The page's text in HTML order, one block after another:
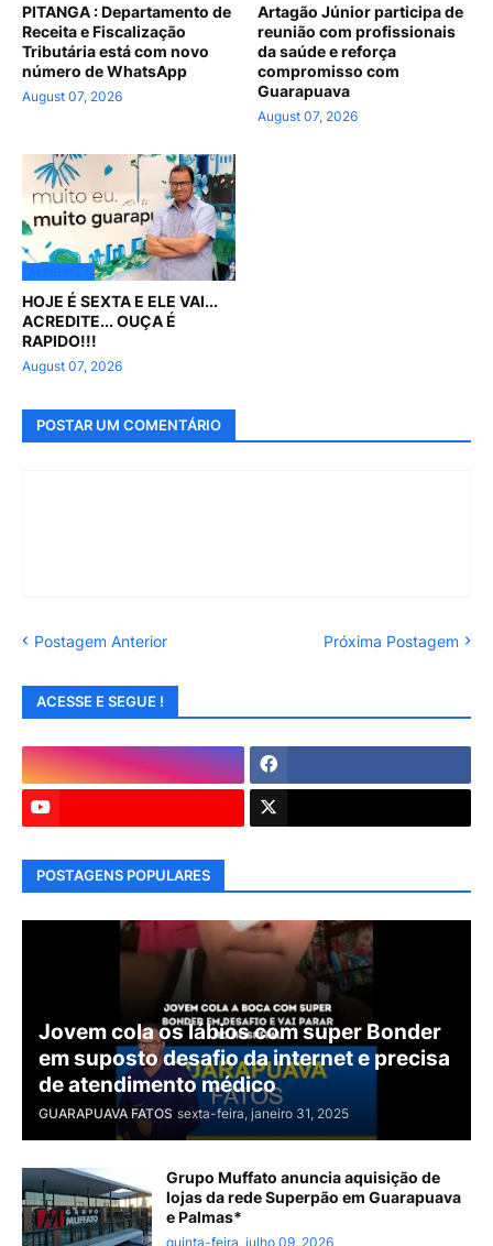
PITANGA : Departamento de
Receita e Fiscalização
Tributária está com novo
número de WhatsApp
August 07, 2026
Artagão Júnior participa de
reunião com profissionais
da saúde e reforça
compromisso com
Guarapuava
August 07, 2026
HOJE É SEXTA E ELE VAI...
ACREDITE... OUÇA É
RAPIDO!!!
August 07, 2026
POSTAR UM COMENTÁRIO
Postagem Anterior Próxima Postagem
ACESSE E SEGUE !
POSTAGENS POPULARES
Jovem cola os lábios com super Bonder
em suposto desafio da internet e precisa
de atendimento médico
GUARAPUAVA FATOS sexta-feira, janeiro 31, 2025
Grupo Muffato anuncia aquisição de
lojas da rede Superpão em Guarapuava
e Palmas*
quinta-feira, julho 09, 2026